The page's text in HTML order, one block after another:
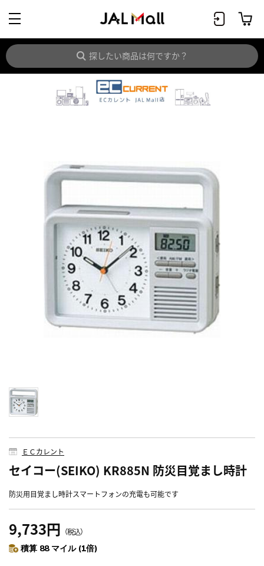
ＥＣカレント
セイコー(SEIKO) KR885N 防災目覚まし時計
防災用目覚まし時計スマートフォンの充電も可能です
9,733円 （税込）
積算 88 マイル (1倍)